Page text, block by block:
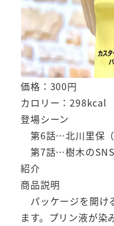
価格：300円
カロリー：298kcal
登場シーン
第6話…北川里保
第7話…樹木の
紹介
商品説明
パッケージを開け
ます。プリン液が染